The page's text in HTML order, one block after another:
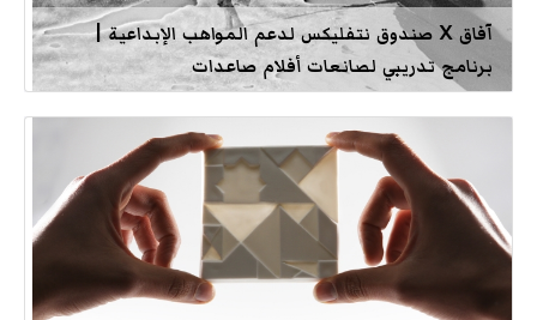
آفاق X صندوق نتفليكس لدعم المواهب الإبداعية |
برنامج تدريبي لصانعات أفلام صاعدات